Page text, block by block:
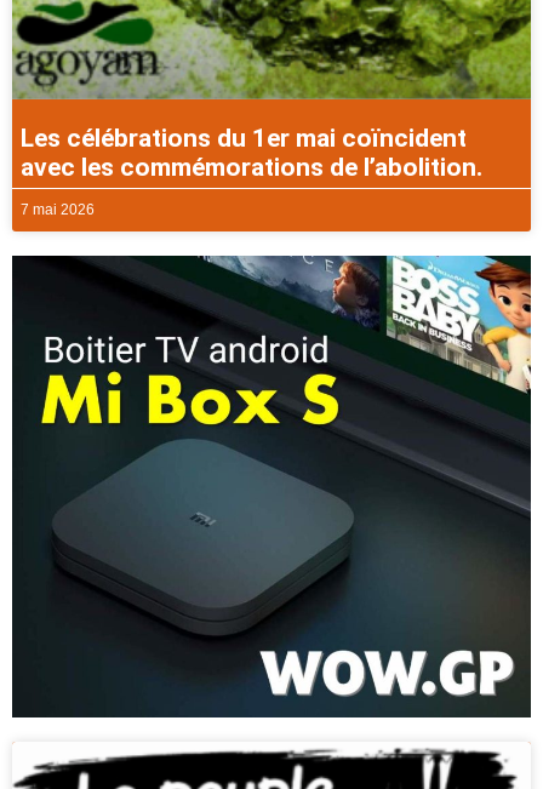
Les célébrations du 1er mai coïncident
avec les commémorations de l’abolition.
7 mai 2026